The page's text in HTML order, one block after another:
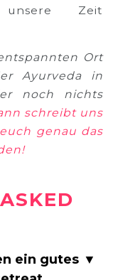
Zeit
Ort
Ayurveda in
noch nichts
schreibt uns
genau das
ein gutes ▼